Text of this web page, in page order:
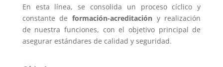
En esta línea, se consolida un proceso cíclico y
constante de formación-acreditación y realización
de nuestra funciones, con el objetivo principal de
asegurar estándares de calidad y seguridad.